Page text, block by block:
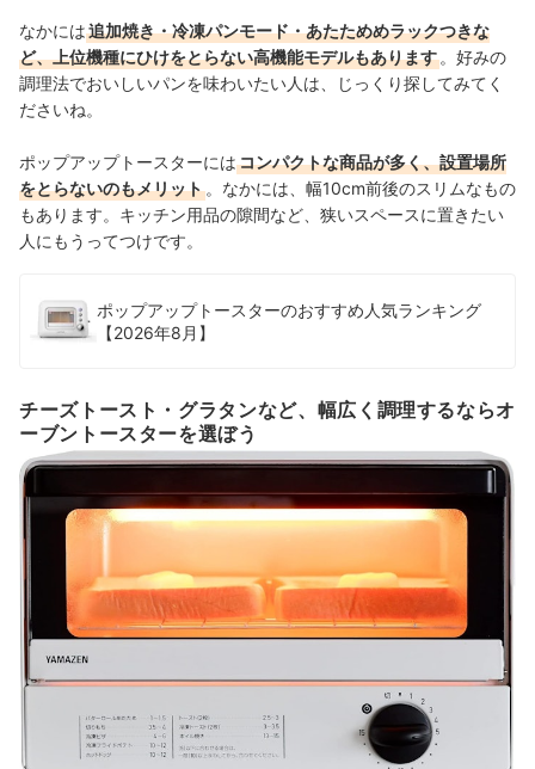
なかには追加焼き・冷凍パンモード・あたためめラックつきな
ど、上位機種にひけをとらない高機能モデルもあります 。好みの
調理法でおいしいパンを味わいたい人は、じっくり探してみてく
ださいね。
ポップアップトースターにはコンパクトな商品が多く、設置場所
をとらないのもメリット 。 なかには、幅10cm前後のスリムなもの
もあります。キッチン用品の隙間など、 狭いスペースに置きたい
人 にもうってつけです。
ポップアップトースターのおすすめ人気ランキング
【2026年8月】
チーズトースト・グラタンなど、幅広く調理するならオ
ーブントースターを選ぼう